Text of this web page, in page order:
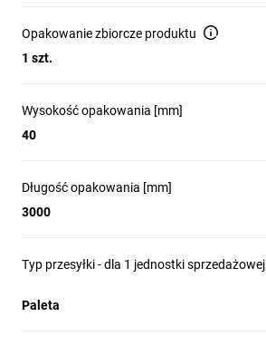
Opakowanie zbiorcze produktu
1 szt.
Wysokość opakowania [mm]
40
Długość opakowania [mm]
3000
Typ przesyłki - dla 1 jednostki sprzedażowej
Paleta